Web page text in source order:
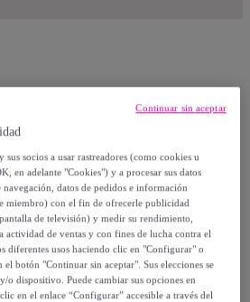
unisex ECOON
producto tecnico
sus socios a usar rastreadores (como cookies u
en adelante "Cookies") y a procesar sus datos
navegación, datos de pedidos e información
miembro) con el fin de ofrecerle publicidad
de televisión) y medir su rendimiento,
actividad de ventas y con fines de lucha contra el
diferentes usos haciendo clic en "Configurar" o
botón "Continuar sin aceptar". Sus elecciones se
o dispositivo. Puede cambiar sus opciones en
en el enlace “Configurar” accesible a través del
Continuar sin aceptar